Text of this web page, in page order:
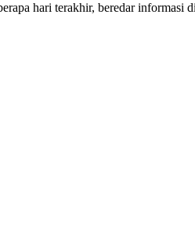
hari terakhir, beredar informasi